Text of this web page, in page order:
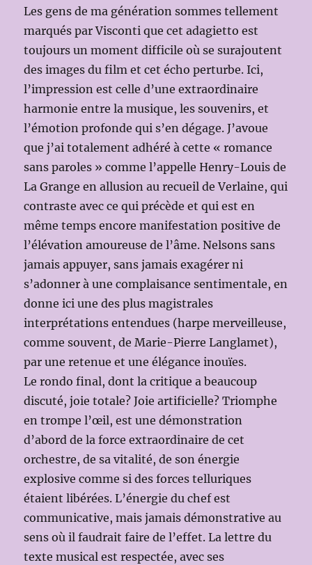
Les gens de ma génération sommes tellement
marqués par Visconti que cet adagietto est
toujours un moment difficile où se surajoutent
des images du film et cet écho perturbe. Ici,
l’impression est celle d’une extraordinaire
harmonie entre la musique, les souvenirs, et
l’émotion profonde qui s’en dégage. J’avoue
que j’ai totalement adhéré à cette « romance
sans paroles » comme l’appelle Henry-Louis de
La Grange en allusion au recueil de Verlaine, qui
contraste avec ce qui précède et qui est en
même temps encore manifestation positive de
l’élévation amoureuse de l’âme. Nelsons sans
jamais appuyer, sans jamais exagérer ni
s’adonner à une complaisance sentimentale, en
donne ici une des plus magistrales
interprétations entendues (harpe merveilleuse,
comme souvent, de Marie-Pierre Langlamet),
par une retenue et une élégance inouïes.
Le rondo final, dont la critique a beaucoup
discuté, joie totale? Joie artificielle? Triomphe
en trompe l’œil, est une démonstration
d’abord de la force extraordinaire de cet
orchestre, de sa vitalité, de son énergie
explosive comme si des forces telluriques
étaient libérées. L’énergie du chef est
communicative, mais jamais démonstrative au
sens où il faudrait faire de l’effet. La lettre du
texte musical est respectée, avec ses